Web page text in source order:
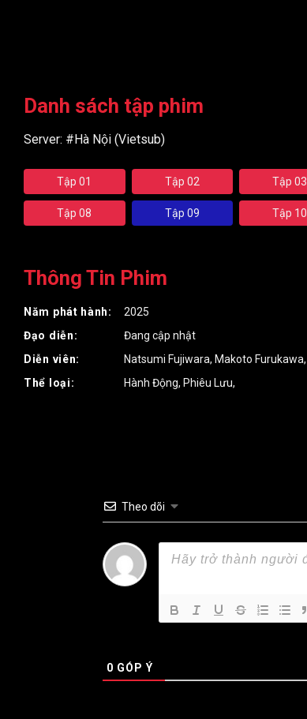
Danh sách tập phim
Server: #Hà Nội (Vietsub)
Tập 01 Tập 02 Tập 03
Tập 08 Tập 09 Tập 10
Thông Tin Phim
Năm phát hành:
2025
Đạo diễn:
Đang cập nhật
Diễn viên:
Natsumi Fujiwara, Makoto Furukawa,
Thể loại:
Hành Động, Phiêu Lưu,
Theo dõi
0 GÓP Ý